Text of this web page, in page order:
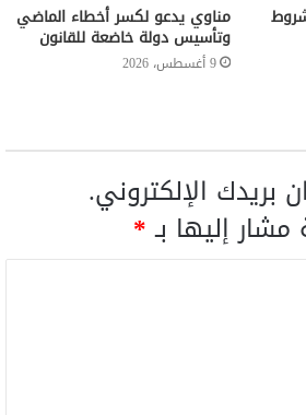
لشروط مناوي يدعو لكسر أخطاء الماضي
وتأسيس دولة خاضعة للقانون
9 أغسطس، 2026
بريدك الإلكتروني.
مشار إليها بـ*